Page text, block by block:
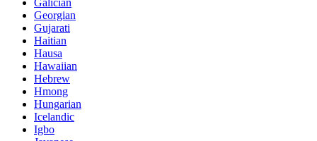
Galician
Georgian
Gujarati
Haitian
Hausa
Hawaiian
Hebrew
Hmong
Hungarian
Icelandic
Igbo